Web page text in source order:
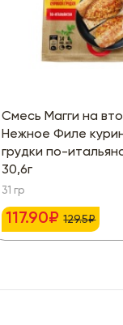
Смесь Магги на
Нежное Филе
грудки по-
30,6г
31 гр
117.90₽ 129.5₽